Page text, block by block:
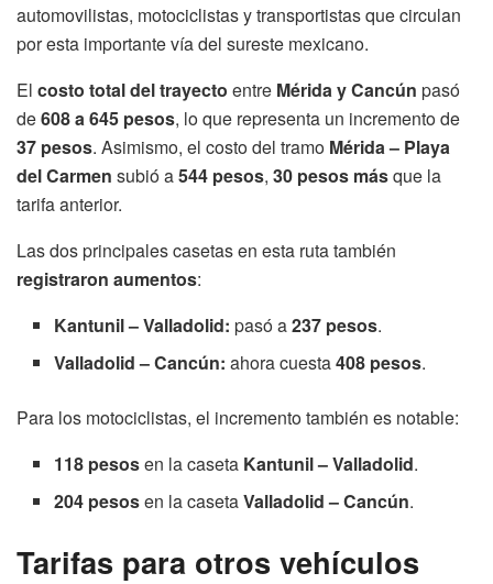
automovilistas, motociclistas y transportistas que circulan
por esta importante vía del sureste mexicano.
El costo total del trayecto entre Mérida y Cancún pasó
de608 a 645 pesos, lo que representa un incremento de
37 pesos. Asimismo, el costo del tramo Mérida – Playa
del Carmen subió a544 pesos, 30 pesos másque la
tarifa anterior.
Las dos principales casetas en esta ruta también
registraron aumentos:
Kantunil – Valladolid: pasó a237 pesos.
Valladolid – Cancún: ahora cuesta408 pesos.
Para los motociclistas, el incremento también es notable:
118 pesosen la caseta Kantunil – Valladolid.
204 pesosen la casetaValladolid – Cancún.
Tarifas para otros vehículos